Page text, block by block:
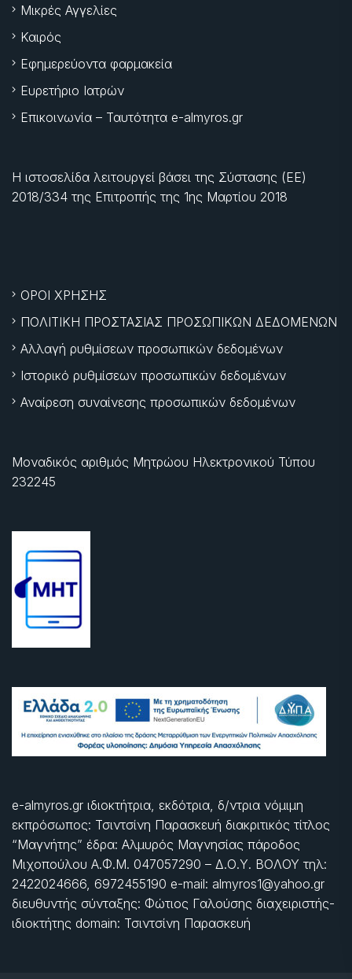
Μικρές Αγγελίες
Καιρός
Εφημερεύοντα φαρμακεία
Ευρετήριο Ιατρών
Επικοινωνία – Ταυτότητα e-almyros.gr
Η ιστοσελίδα λειτουργεί βάσει της Σύστασης (ΕΕ)
2018/334 της Επιτροπής της 1ης Μαρτίου 2018
ΟΡΟΙ ΧΡΗΣΗΣ
ΠΟΛΙΤΙΚΗ ΠΡΟΣΤΑΣΙΑΣ ΠΡΟΣΩΠΙΚΩΝ ΔΕΔΟΜΕΝΩΝ
Αλλαγή ρυθμίσεων προσωπικών δεδομένων
Ιστορικό ρυθμίσεων προσωπικών δεδομένων
Αναίρεση συναίνεσης προσωπικών δεδομένων
Μοναδικός αριθμός Μητρώου Ηλεκτρονικού Τύπου
232245
e-almyros.gr ιδιοκτήτρια, εκδότρια, δ/ντρια νόμιμη
εκπρόσωπος: Τσιντσίνη Παρασκευή διακριτικός τίτλος
“Μαγνήτης” έδρα: Αλμυρός Μαγνησίας πάροδος
Μιχοπούλου Α.Φ.Μ. 047057290 – Δ.Ο.Υ. ΒΟΛΟΥ τηλ:
2422024666, 6972455190 e-mail: almyros1@yahoo.gr
διευθυντής σύνταξης: Φώτιος Γαλούσης διαχειριστής-
ιδιοκτήτης domain: Τσιντσίνη Παρασκευή